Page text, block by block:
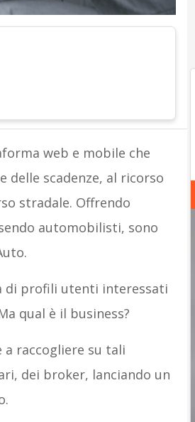
web e mobile che
delle scadenze, al ricorso
stradale. Offrendo
automobilisti, sono
di profili utenti interessati
qual è il business?
raccogliere su tali
dei broker, lanciando un